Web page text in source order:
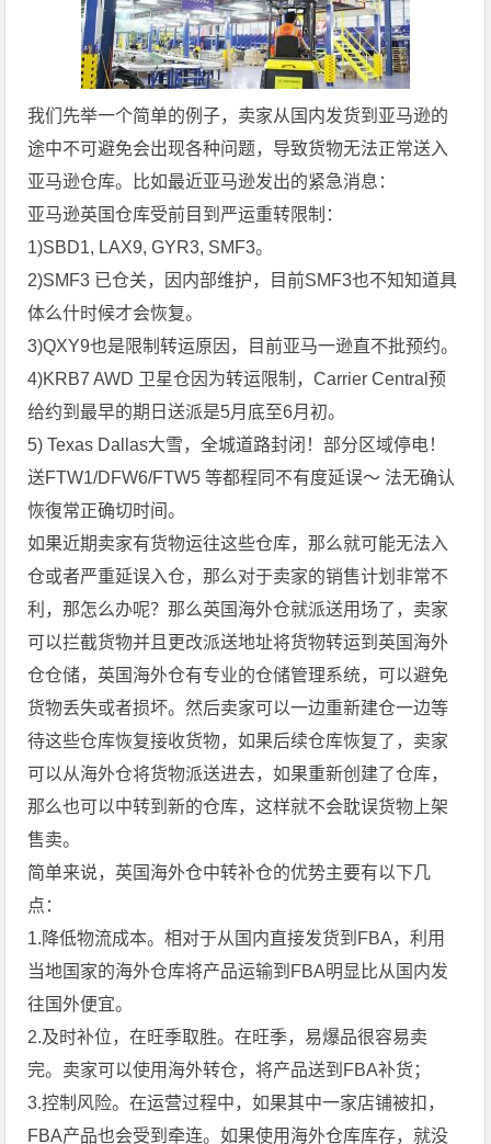
我们先举一个简单的例子，卖家从国内发货到亚马逊的
途中不可避免会出现各种问题，导致货物无法正常送入
亚马逊仓库。比如最近亚马逊发出的紧急消息：
亚马逊英国仓库受前目到严运重转限制：
1)SBD1, LAX9, GYR3, SMF3。
2)SMF3 已仓关，因内部维护，目前SMF3也不知知道具
体么什时候才会恢复。
3)QXY9也是限制转运原因，目前亚马一逊直不批预约。
4)KRB7 AWD 卫星仓因为转运限制，Carrier Central预
给约到最早的期日送派是5月底至6月初。
5) Texas Dallas大雪，全城道路封闭！部分区域停电！
送FTW1/DFW6/FTW5 等都程同不有度延误～ 法无确认
恢復常正确切时间。
如果近期卖家有货物运往这些仓库，那么就可能无法入
仓或者严重延误入仓，那么对于卖家的销售计划非常不
利，那怎么办呢？那么英国海外仓就派送用场了，卖家
可以拦截货物并且更改派送地址将货物转运到英国海外
仓仓储，英国海外仓有专业的仓储管理系统，可以避免
货物丢失或者损坏。然后卖家可以一边重新建仓一边等
待这些仓库恢复接收货物，如果后续仓库恢复了，卖家
可以从海外仓将货物派送进去，如果重新创建了仓库，
那么也可以中转到新的仓库，这样就不会耽误货物上架
售卖。
简单来说，英国海外仓中转补仓的优势主要有以下几
点：
1.降低物流成本。相对于从国内直接发货到FBA，利用
当地国家的海外仓库将产品运输到FBA明显比从国内发
往国外便宜。
2.及时补位，在旺季取胜。在旺季，易爆品很容易卖
完。卖家可以使用海外转仓，将产品送到FBA补货；
3.控制风险。在运营过程中，如果其中一家店铺被扣，
FBA产品也会受到牵连。如果使用海外仓库库存，就没